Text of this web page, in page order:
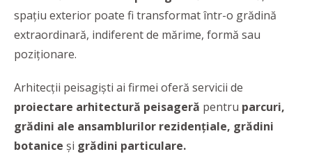
spațiu exterior poate fi transformat într-o grădină
extraordinară, indiferent de mărime, formă sau
poziționare.
Arhitecții peisagiști ai firmei oferă servicii de
proiectare arhitectură peisageră pentru parcuri,
grădini ale ansamblurilor rezidențiale, grădini
botanice și grădini particulare.